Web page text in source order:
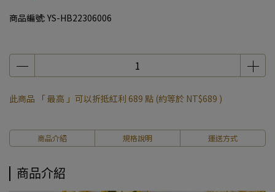
商品編號: YS-HB22306006
此商品 「 最高 」可以折抵紅利 689 點 (約等於 NT$689 )
商品介紹 規格說明 運送方式
商品介紹